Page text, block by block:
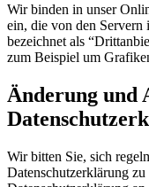
Wir binden in unser
ein, die von den
bezeichnet als
zum Beispiel um
Änderung und
Wir bitten Sie, sich
Datenschutzerklärung